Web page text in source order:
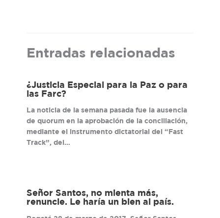
Entradas relacionadas
¿Justicia Especial para la Paz o para
las Farc?
La noticia de la semana pasada fue la ausencia
de quorum en la aprobación de la conciliación,
mediante el instrumento dictatorial del “Fast
Track”, del…
Señor Santos, no mienta más,
renuncie. Le haría un bien al país.